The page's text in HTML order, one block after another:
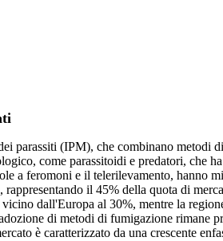
parassiti (IPM), che combinano
come parassitoidi e predatori, che
a feromoni e il telerilevamento, hanno
il 45% della quota di
dall'Europa al 30%, mentre la
di metodi di fumigazione rimane
è caratterizzato da una crescente